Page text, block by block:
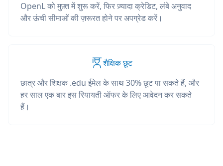
OpenL को मुफ़्त में शुरू करें, फिर ज़्यादा क्रेडिट, लंबे अनुवाद
और ऊंची सीमाओं की ज़रूरत होने पर अपग्रेड करें।
शैक्षिक छूट
छात्र और शिक्षक .edu ईमेल के साथ 30% छूट पा सकते हैं, और
हर साल एक बार इस रियायती ऑफर के लिए आवेदन कर सकते
हैं।